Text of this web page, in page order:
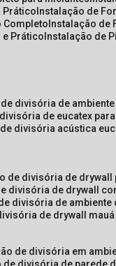
Prático Instalação de
Completo Instalação de
e Prático Instalação de
de divisória de
de eucatex
divisória acústica
de divisória de drywall
divisória de drywall
divisória de ambiente
de drywall mauá
de divisória em